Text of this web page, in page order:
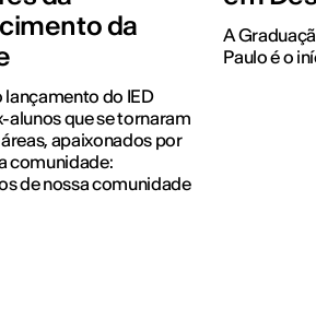
da
lançamento do IED
alunos que se tornaram
apaixonados por
comunidade:
de nossa comunidade
A
Paulo é o